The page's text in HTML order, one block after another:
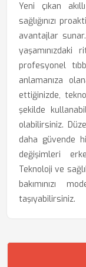
Yeni çıkan
sağlığınızı
avantajlar
profesyonel
anlamanıza
ettiğinizde,
şekilde
olabilirsiniz.
daha güvende
değişimleri
Teknoloji ve
bakımınızı
taşıyabilirsiniz.